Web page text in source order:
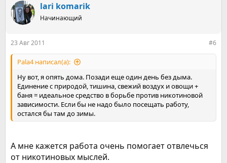
lari komarik
Начинающий
23 Авг 2011 #6
Pala4 написал(а):
Ну вот, я опять дома. Позади еще один день без дыма.
Единение с природой, тишина, свежий воздух и овощи +
баня = идеальное средство в борьбе против никотиновой
зависимости. Если бы не надо было посещать работу,
остался бы там до зимы.
А мне кажется работа очень помогает отвлечься
от никотиновых мыслей.